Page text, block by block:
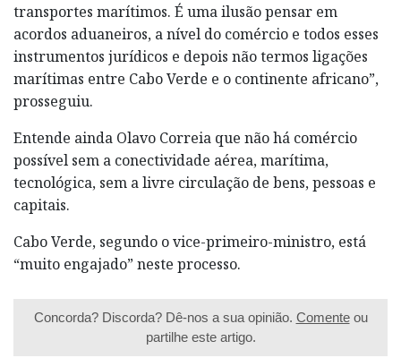
transportes marítimos. É uma ilusão pensar em
acordos aduaneiros, a nível do comércio e todos esses
instrumentos jurídicos e depois não termos ligações
marítimas entre Cabo Verde e o continente africano”,
prosseguiu.
Entende ainda Olavo Correia que não há comércio
possível sem a conectividade aérea, marítima,
tecnológica, sem a livre circulação de bens, pessoas e
capitais.
Cabo Verde, segundo o vice-primeiro-ministro, está
“muito engajado” neste processo.
Concorda? Discorda? Dê-nos a sua opinião. Comenteou
partilhe este artigo.